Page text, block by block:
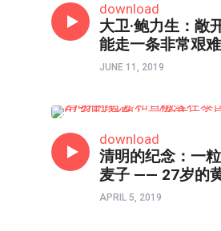
download
大卫·鲍力生：敞
能走一条非常艰
JUNE 11, 2019
download
清明的纪念：一
麦子 —— 27岁的
APRIL 5, 2019